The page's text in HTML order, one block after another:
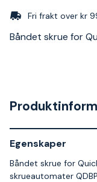
Fri frakt over kr
Båndet skrue for
Egenskaper
Båndet skrue for
skrueautomater